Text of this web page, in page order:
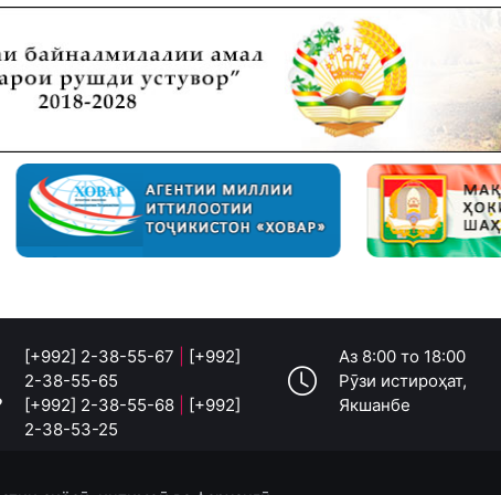
[+992] 2-38-55-67
[+992]
2-38-55-65
[+992] 2-38-55-68
[+992]
2-38-53-25
Аз 8:00 то 18:00
Рӯзи истироҳат,
Якшанбе